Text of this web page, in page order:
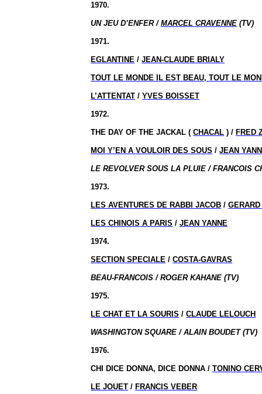
1970.
UN JEU D’ENFER /MARCEL CRAVENNE (TV)
1971.
EGLANTINE /JEAN-CLAUDE BRIALY
TOUT LE MONDE IL EST BEAU, TOUT LE
L’ATTENTAT /YVES BOISSET
1972.
THE DAY OF THE JACKAL (CHACAL ) / FRED
MOI Y’EN A VOULOIR DES SOUS /JEAN
LE REVOLVER SOUS LA PLUIE / FRANCOIS
1973.
LES AVENTURES DE RABBI JACOB /
LES CHINOIS A PARIS /JEAN YANNE
1974.
SECTION SPECIALE /COSTA-GAVRAS
BEAU-FRANCOIS / ROGER KAHANE (TV)
1975.
LE CHAT ET LA SOURIS /CLAUDE LELOUCH
WASHINGTON SQUARE / ALAIN BOUDET (TV)
1976.
CHI DICE DONNA, DICE DONNA /TONINO
LE JOUET / FRANCIS VEBER